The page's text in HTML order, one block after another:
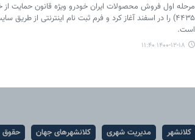
مرحله اول فروش محصولات ایران خودرو ویژه قانون حمایت
۴۴۳۵) را در اسفند آغاز کرد و فرم ثبت نام اینترنتی از
است.
۱۴۰۰-۱۲-۱۸ ۱۱:۴۰
کلانشهر مدیریت شهری کلانشهرهای جهان حقوق